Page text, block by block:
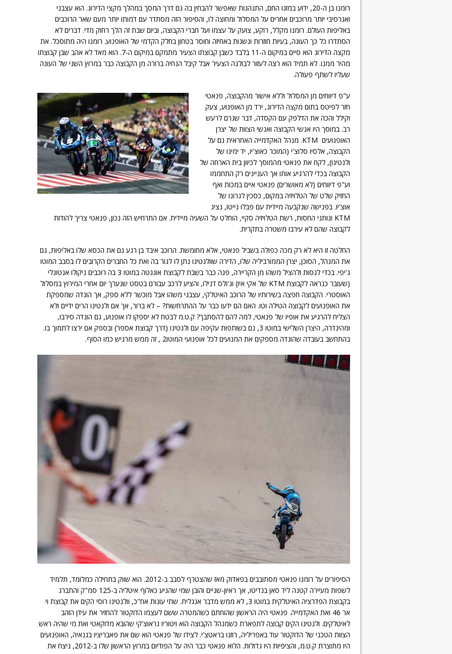
רומנו בן ה-20, ידוע במזגו החם, התנהגות שאפשר להבחין בה גם דרך המסך במהלך מקצי הדירוג. הוא עצבני
ואגרסיבי יותר מרוכבים אחרים על המסלול ומחוצה לו, והסיפור הזה מסתדר עם דמותו יותר מעם שאר הרוכבים
באליפות העולם. רומנו מקלל, רוקע, צועק על עצמו ועל חברי הקבוצה, וביום שבת זה הלך רחוק מדי. דברים לא
הסתדרו כל כך העונה, בעיות חוזרות ונשנות באחיזה וחוסר בטחון בחלק הקדמי של האופנוע. רומנו היה מתוסכל. את
מקצה הדירוג הוא סיים במיקום ה-11 בלבד כשבן קבוצתו הצעיר מתמקם במיקום ה-7. הוא מאד לא אהב שבן קבוצתו
מהיר ממנו. לא תמיד הוא רצה לעזור לבולגה הצעיר אבל קיבל הנחיה ברורה מן הקבוצה כבר במרוץ השני של העונה
שעליו לשתף פעולה.
ע"פ דיווחים מן המסלול וללא אישור מהקבוצה, פנאטי
חזר לפיטס בתום מקצה הדירוג, ירד מן האופנוע, צעק
וקילל והכה את הדלפק עם הקסדה, דבר שגרם לרעש
רב. במוסך היו אנשי הקבוצה ואנשי הצוות של יצרן
האופנועים KTM. מנהל האקדמייה האחראית גם על
הקבוצה, אלסיו סלוצ'י (המוכר כאוצ'יו, יד ימינו של
ולנטינו), לקח את פנאטי מהמוסך לכיוון בית הארחה של
הקבוצה בכדי להרגיע אותו אך העניינים רק התחממו
וע"פ דיווחים (לא מאושרים) פנאטי איים במכות ואף
החזיק שלט של הטלויזיה במקום, כסכין לגרונו של
אוצ'יו. בפגישה שנקבעה מיידית עם פבלו נייטו, נציג
KTM ונותני החסות, רשת הטלויזיה סקיי, הוחלט על השעיה מיידית. אם התרחיש הזה נכון, פנאטי צריך להודות
לקבוצה שהם לא עירבו משטרה בתקרית.
החלטה זו היא לא רק מכה כפולה בשביל פנאטי, אלא מחומשת. הרוכב איבד בן רגע גם את הכסא שלו באליפות, גם
את המנהל, הסוכן, יצרן הממורביליה שלו, הדירה שוולנטינו נתן לו לגור בה ואת כל החברים הקרובים לו בסבב המוטו
ג'יפי. בכדי לנסות ולהציל משהו מן הקריירה, פנה כבר בשבת לקבוצת אונגטה במוטו 3 בה רוכבים ניקולו אנטונלי
(שעובר כנראה לקבוצת KTM של אקי איו) וג'ולס דנילו, והציע לרכב עבורם בטסט שנערך יום אחרי המירוץ במסלול
האוסטרי. הקבוצה חפצה בשירותיו של הרוכב האיטלקי, עצבני משהו אבל מוכשר ללא ספק, אך הונדה שמספקת
את האופנועים לקבוצה הטילה וטו. האם הם ידעו כבר על ההתרחשות? – לא ברור, אך אם ולנטינו הרים ידיים ולא
הצליח להרגיע את אופיו של פנאטי, למה להם להסתבך? ק.ט.מ לבטח לא יספקו לו אופנוע, גם הונדה סירבו,
ומהינדרה, היצרן השלישי במוטו 3, גם בשותפות עקיפה עם ולנטינו (דרך קבוצת אספר) ובספק אם ירצו לתמוך בו.
בהתחשב בעובדה שהונדה מספקים את המנועים לכל אופנועי המוטו2 , זה ממש מרגיש כמו הסוף.
הסיפורים על רומנו פנאטי מסתובבים בפאדוק מאז שהצטרף לסבב ב-2012. הוא שווק בתחילה כמלומד, תלמיד
לשפות מעיירה קטנה ליד סאן בנדיטו, אך ראיון-שניים והובן שמי שהגיע כאלוף איטליה ב-125 סמ"ק והתברג
בקבוצת הפדרציה האיטלקית במוטו 3, לא ממש מדבר אנגלית. שתי עונות אח"כ, וולנטינו רוסי הקים את קבוצת וי
אר 46 ואת האקדמייה. פנאטי היה הראשון שהוחתם כשהמטרה ששם לעצמו הדוקטור להחזיר את עידן הזהב
לאיטלקים. ולנטינו הקים קבוצה לתפארת כשמנהל הקבוצה הוא ויטוריו גראוצ'קי שהובא מדוקאטי ואת מי שהיה ראש
הצוות הטכני של הדוקטור עוד באפריליה, רוזנו בראטצ'י. לצידו של פנאטי הוא שם את פאבריציו בגנאיה, האופנועים
היו מתוצרת ק.ט.מ, והציפיות היו גדולות. הלוא פנאטי כבר היה על הפודיום במרוץ הראשון שלו ב-2012, ניצח את